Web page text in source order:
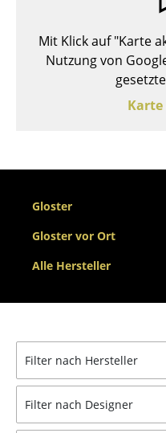
Konferenzstühle
Sekretäre & PC-
Konferenztische
Stehtische & Stehpulte
Mit Klick auf "Karte
Nutzung von
Gloster
Gloster vor Ort
Alle Hersteller
Filter nach Hersteller
Filter nach Designer